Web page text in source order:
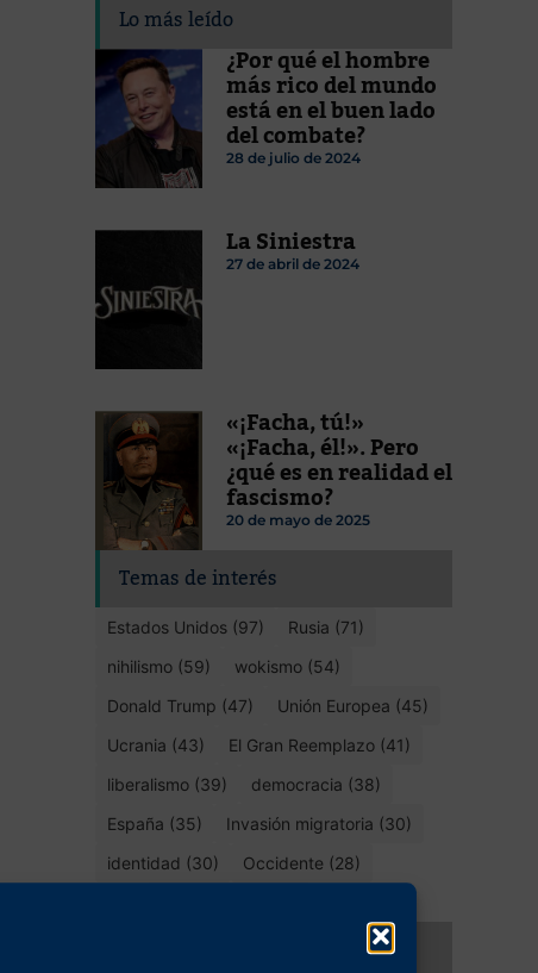
Lo más leído
¿Por qué el hombre
más rico del mundo
está en el buen lado
del combate?
28 de julio de 2024
La Siniestra
27 de abril de 2024
«¡Facha, tú!»
«¡Facha, él!». Pero
¿qué es en realidad el
fascismo?
20 de mayo de 2025
Temas de interés
Estados Unidos (97)
Rusia (71)
nihilismo (59)
wokismo (54)
Donald Trump (47)
Unión Europea (45)
Ucrania (43)
El Gran Reemplazo (41)
liberalismo (39)
democracia (38)
España (35)
Invasión migratoria (30)
identidad (30)
Occidente (28)